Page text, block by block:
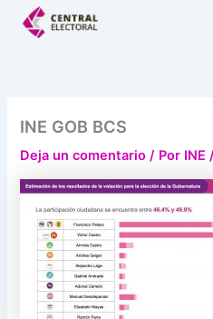
INE GOB BCS
Deja un comentario / Por INE